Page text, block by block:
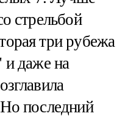
стрельбой
три рубежа
и даже на
последний